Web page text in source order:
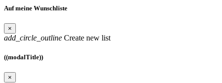
Auf meine Wunschliste
×
add_circle_outline Create new list
((modalTitle))
×